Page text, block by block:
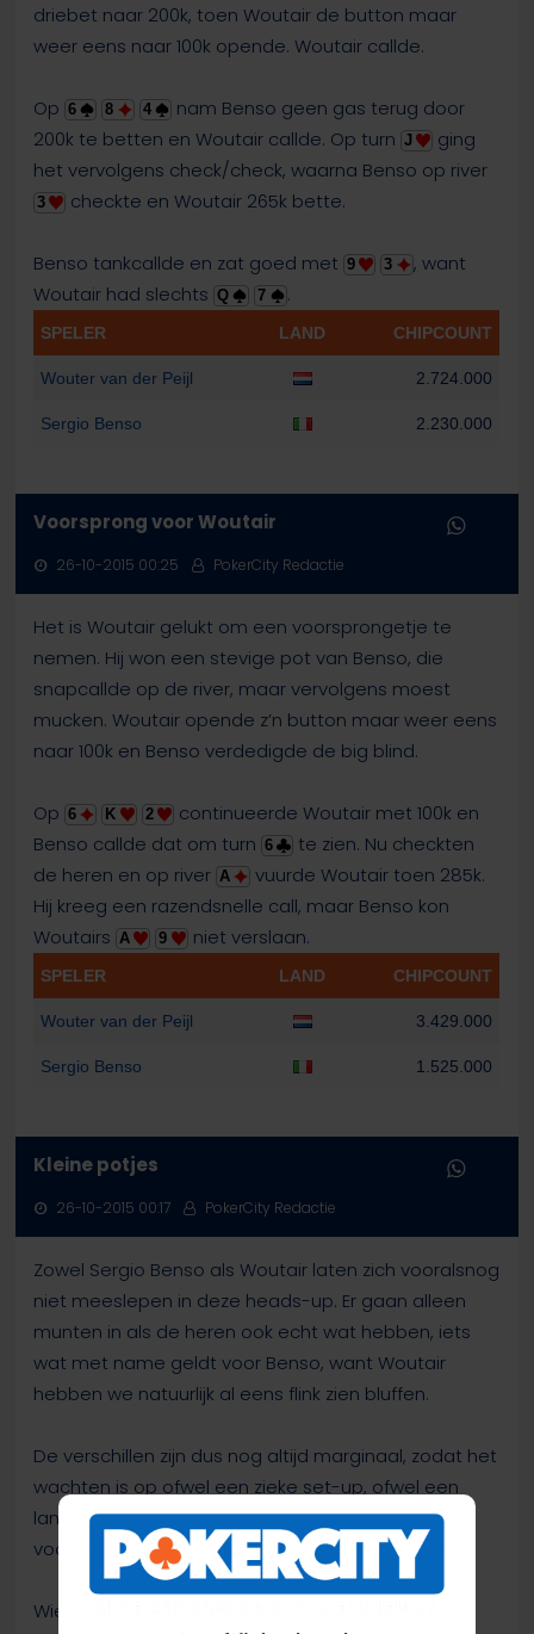
driebet naar 200k, toen Woutair de button maar
weer eens naar 100k opende. Woutair callde.
Op 6 8 4
nam Benso geen gas terug door
200k te betten en Woutair callde. Op turn J
ging
het vervolgens check/check, waarna Benso op river
3 checkte en Woutair 265k bette.
Benso tankcallde en zat goed met 9 3
, want
Woutair had slechts Q 7 .
SPELER LAND CHIPCOUNT
Wouter van der Peijl 2.724.000
Sergio Benso 2.230.000
Voorsprong voor Woutair
26-10-2015 00:25 PokerCity Redactie
Het is Woutair gelukt om een voorsprongetje te
nemen. Hij won een stevige pot van Benso, die
snapcallde op de river, maar vervolgens moest
mucken. Woutair opende z’n button maar weer eens
naar 100k en Benso verdedigde de big blind.
Op 6 K 2
continueerde Woutair met 100k en
Benso callde dat om turn 6
te zien. Nu checkten
de heren en op river A
vuurde Woutair toen 285k.
Hij kreeg een razendsnelle call, maar Benso kon
Woutairs A 9 niet verslaan.
SPELER LAND CHIPCOUNT
Wouter van der Peijl 3.429.000
Sergio Benso 1.525.000
Kleine potjes
26-10-2015 00:17 PokerCity Redactie
Zowel Sergio Benso als Woutair laten zich vooralsnog
niet meeslepen in deze heads-up. Er gaan alleen
munten in als de heren ook echt wat hebben, iets
wat met name geldt voor Benso, want Woutair
hebben we natuurlijk al eens flink zien bluffen.
De verschillen zijn dus nog altijd marginaal, zodat het
wachten is op ofwel een zieke set-up, ofwel een
lange grind die één van beide een beslissend
voordeel geeft.
Wie het weet, mag het zeggen!